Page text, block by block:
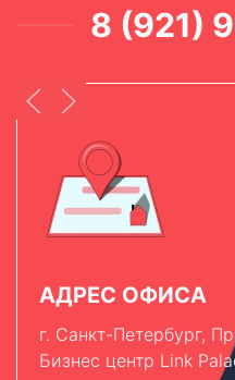
8 (921)
АДРЕС ОФИСА
г. Санкт-Петербург,
Бизнес центр Link